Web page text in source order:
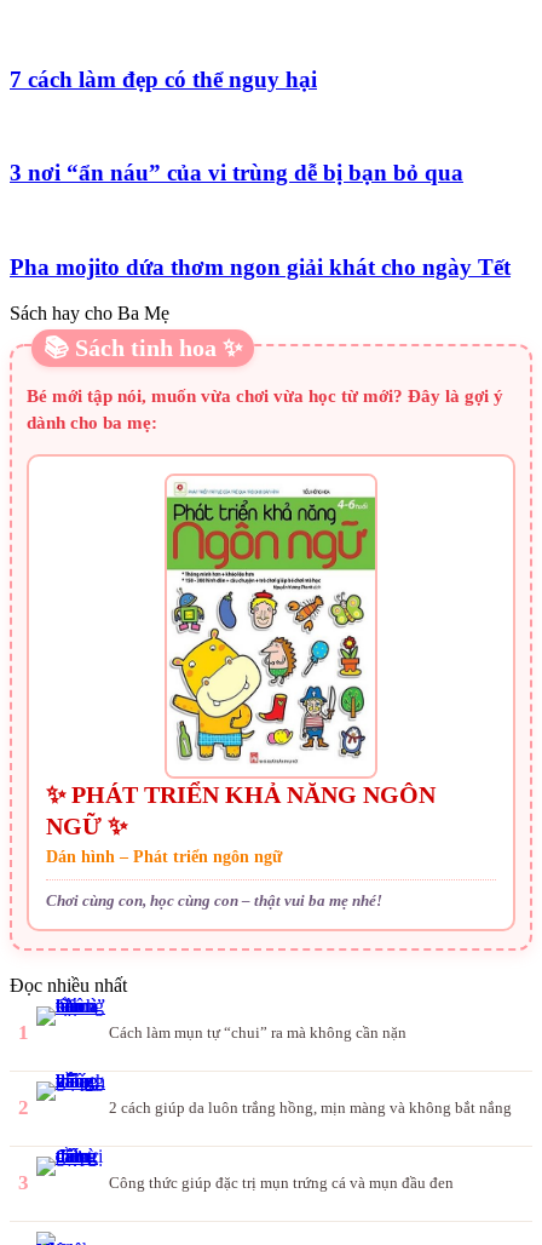
7 cách làm đẹp có thể nguy hại
3 nơi “ẩn náu” của vi trùng dễ bị bạn bỏ qua
Pha mojito dứa thơm ngon giải khát cho ngày Tết
Sách hay cho Ba Mẹ
📚 Sách tinh hoa ✨
Bé mới tập nói, muốn vừa chơi vừa học từ mới? Đây là gợi ý
dành cho ba mẹ:
✨ PHÁT TRIỂN KHẢ NĂNG NGÔN
NGỮ ✨
Dán hình – Phát triển ngôn ngữ
Chơi cùng con, học cùng con – thật vui ba mẹ nhé!
Đọc nhiều nhất
1 Cách làm mụn tự “chui” ra mà không cần nặn
2 2 cách giúp da luôn trắng hồng, mịn màng và không bắt nắng
3 Công thức giúp đặc trị mụn trứng cá và mụn đầu đen